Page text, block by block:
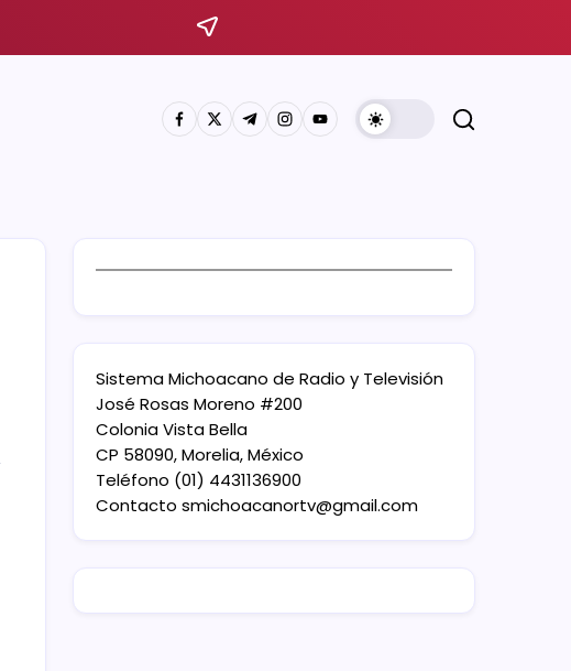
Sistema Michoacano de Radio y Televisión
José Rosas Moreno #200
Colonia Vista Bella
CP 58090, Morelia, México
Teléfono (01) 4431136900
Contacto smichoacanortv@gmail.com